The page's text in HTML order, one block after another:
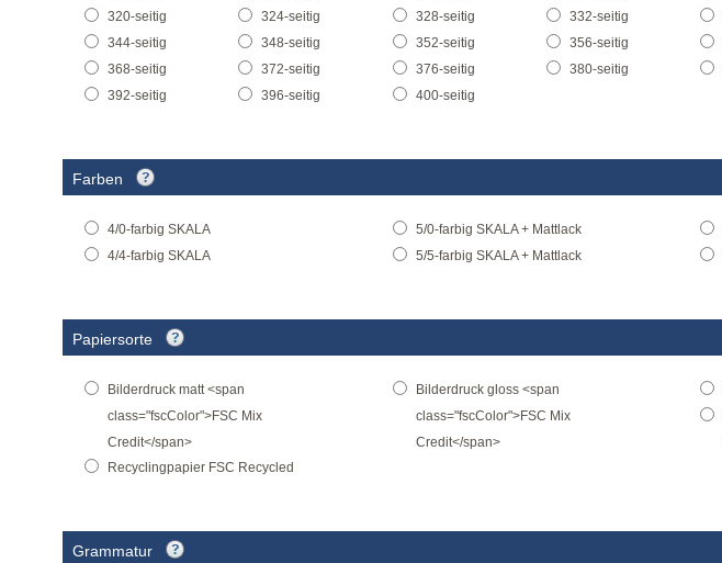
320-seitig
324-seitig 328-seitig 332-seitig
344-seitig
348-seitig 352-seitig 356-seitig
368-seitig
372-seitig 376-seitig 380-seitig
392-seitig
396-seitig 400-seitig
Farben
4/0-farbig SKALA 5/0-farbig SKALA + Mattlack
4/4-farbig SKALA
5/5-farbig SKALA + Mattlack
Papiersorte
Bilderdruck matt <span
class="fscColor">FSC Mix
Credit</span>
Bilderdruck gloss <span
class="fscColor">FSC Mix
Credit</span>
Recyclingpapier FSC Recycled
Grammatur